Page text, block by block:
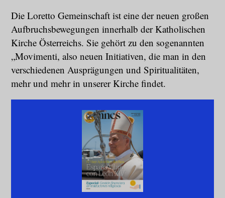
Die Loretto Gemeinschaft ist eine der neuen großen
Aufbruchsbewegungen innerhalb der Katholischen
Kirche Österreichs. Sie gehört zu den sogenannten
„Movimenti, also neuen Initiativen, die man in den
verschiedenen Ausprägungen und Spiritualitäten,
mehr und mehr in unserer Kirche findet.